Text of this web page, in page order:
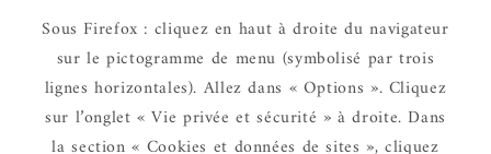
Sous Fire­fox : cliquez en haut à droite du navi­ga­teur
sur le picto­gramme de menu (symbo­lisé par trois
lignes hori­zon­tales). Allez dans « Options ». Cliquez
sur l’on­glet « Vie privée et sécu­rité » à droite. Dans
la section « Cookies et données de sites », cliquez